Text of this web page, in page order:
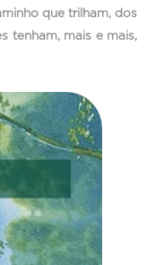
que trilham, dos
tenham, mais e mais,